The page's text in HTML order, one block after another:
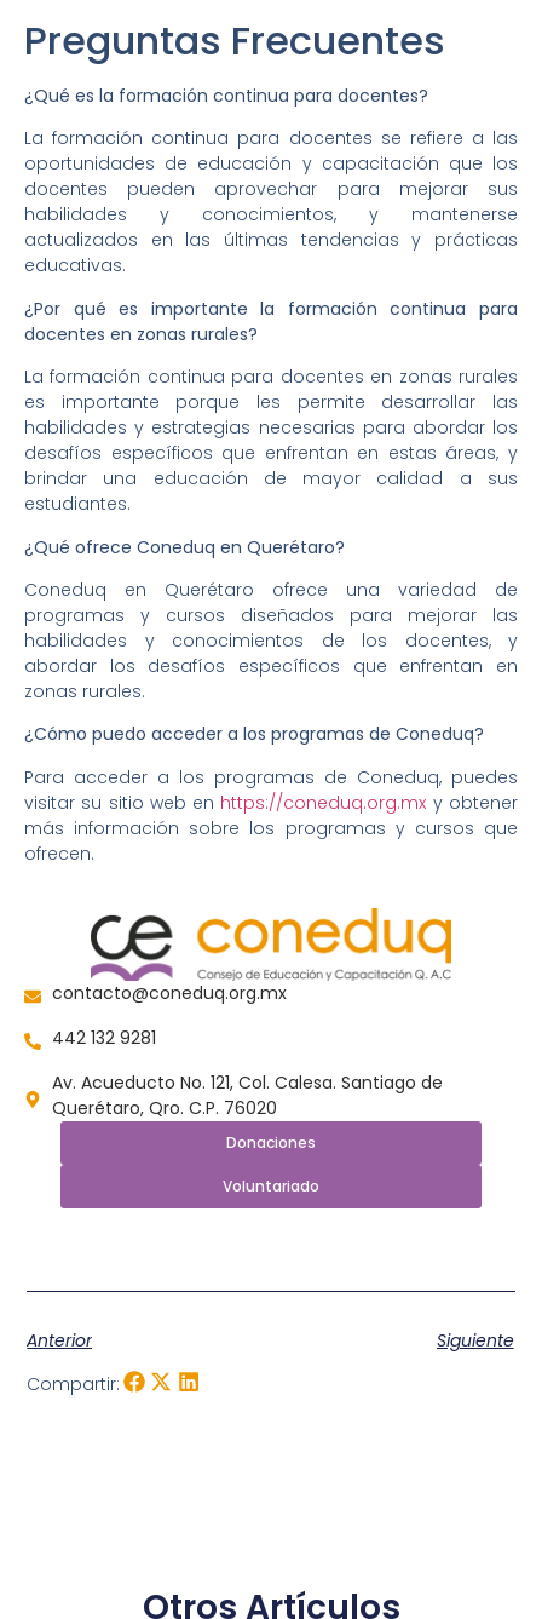
Preguntas Frecuentes
¿Qué es la formación continua para docentes?
La formación continua para docentes se refiere a las
oportunidades de educación y capacitación que los
docentes pueden aprovechar para mejorar sus
habilidades y conocimientos, y mantenerse
actualizados en las últimas tendencias y prácticas
educativas.
¿Por qué es importante la formación continua para
docentes en zonas rurales?
La formación continua para docentes en zonas rurales
es importante porque les permite desarrollar las
habilidades y estrategias necesarias para abordar los
desafíos específicos que enfrentan en estas áreas, y
brindar una educación de mayor calidad a sus
estudiantes.
¿Qué ofrece Coneduq en Querétaro?
Coneduq en Querétaro ofrece una variedad de
programas y cursos diseñados para mejorar las
habilidades y conocimientos de los docentes, y
abordar los desafíos específicos que enfrentan en
zonas rurales.
¿Cómo puedo acceder a los programas de Coneduq?
Para acceder a los programas de Coneduq, puedes
visitar su sitio web en https://coneduq.org.mx y obtener
más información sobre los programas y cursos que
ofrecen.
contacto@coneduq.org.mx
442 132 9281
Av. Acueducto No. 121, Col. Calesa. Santiago de
Querétaro, Qro. C.P. 76020
Donaciones
Voluntariado
Anterior
Siguiente
Compartir:
Otros Artículos